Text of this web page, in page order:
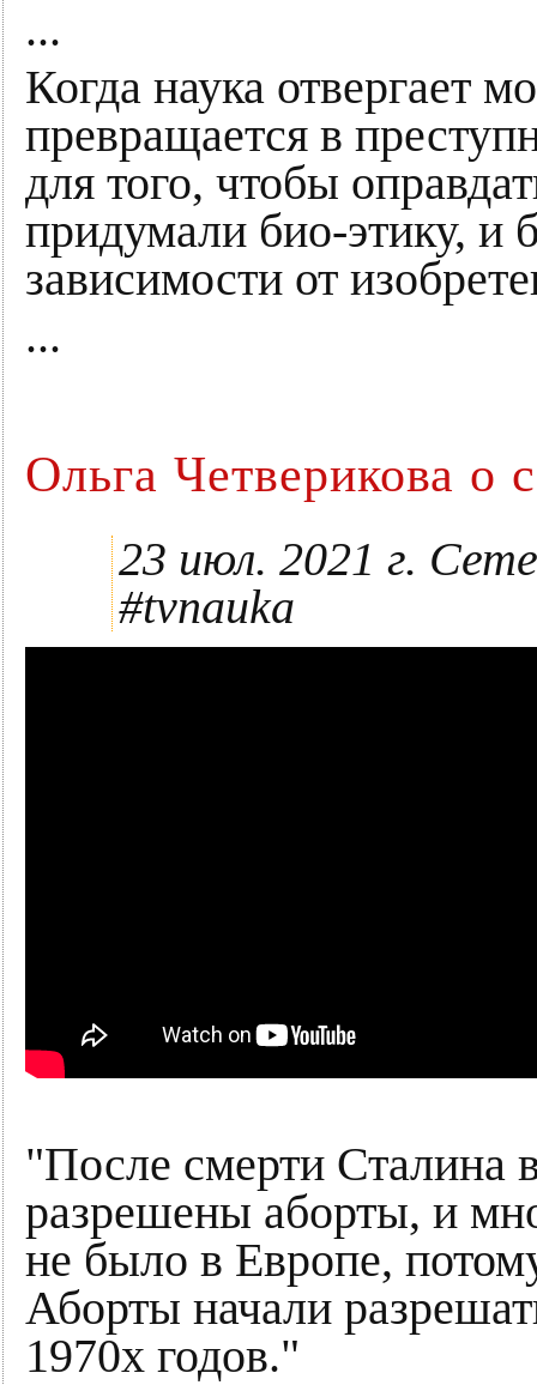
...
Когда наука отвергает
превращается в
для того, чтобы
придумали био-этику, и
зависимости от
...
Ольга Четверикова о
23 июл. 2021 г.
#tvnauka
"После смерти Сталина
разрешены аборты, и
не было в Европе,
Аборты начали
1970х годов."